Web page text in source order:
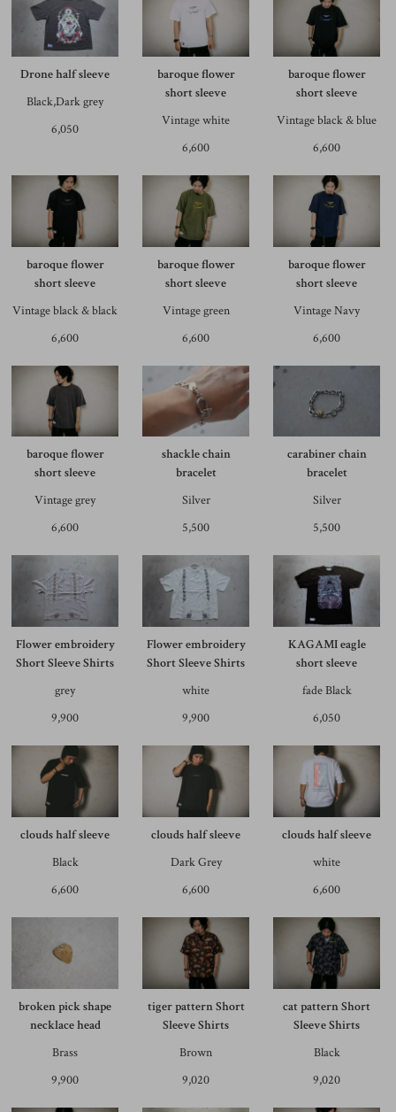
Drone half sleeve
Black,Dark grey
6,050
baroque flower
short sleeve
Vintage white
6,600
baroque flower
short sleeve
Vintage black & blue
6,600
baroque flower
short sleeve
Vintage black & black
6,600
baroque flower
short sleeve
Vintage green
6,600
baroque flower
short sleeve
Vintage Navy
6,600
baroque flower
short sleeve
Vintage grey
6,600
shackle chain
bracelet
Silver
5,500
carabiner chain
bracelet
Silver
5,500
Flower embroidery
Short Sleeve Shirts
grey
9,900
Flower embroidery
Short Sleeve Shirts
white
9,900
KAGAMI eagle
short sleeve
fade Black
6,050
clouds half sleeve
Black
6,600
clouds half sleeve
Dark Grey
6,600
clouds half sleeve
white
6,600
broken pick shape
necklace head
Brass
9,900
tiger pattern Short
Sleeve Shirts
Brown
9,020
cat pattern Short
Sleeve Shirts
Black
9,020